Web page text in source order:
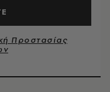
Προστασίας